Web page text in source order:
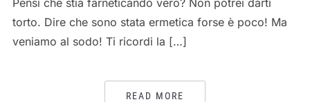
Pensi che stia farneticando vero? Non potrei darti
torto. Dire che sono stata ermetica forse è poco! Ma
veniamo al sodo! Ti ricordi la […]
READ MORE